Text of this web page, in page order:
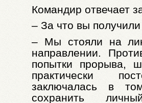
Командир отвечает
– За что вы
– Мы стояли на
направлении.
попытки прорыва,
практически
заключалась в
сохранить